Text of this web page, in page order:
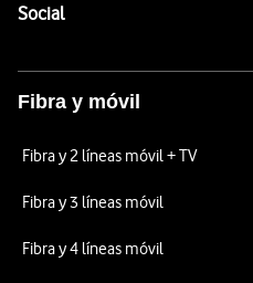
SocialEnlaces a las redes
Fibra y móvil
Fibra y 2 líneas móvil + TV
Fibra y 3 líneas móvil
Fibra y 4 líneas móvil